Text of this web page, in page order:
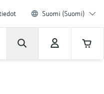
Suomi (Suomi)